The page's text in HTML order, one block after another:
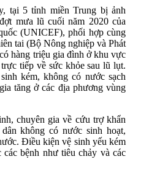
tại 5 tỉnh miền Trung bị ảnh
mưa lũ cuối năm 2020 của
(UNICEF), phối hợp cùng
tai (Bộ Nông nghiệp và Phát
hàng triệu gia đình ở khu vực
tiếp về sức khỏe sau lũ lụt.
kém, không có nước sạch
tăng ở các địa phương vùng
chuyên gia về cứu trợ khẩn
không có nước sinh hoạt,
Điều kiện vệ sinh yếu kém
bệnh như tiêu chảy và các